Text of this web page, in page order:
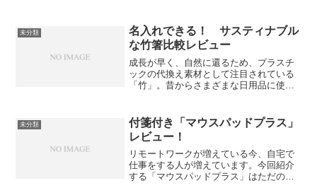
と動物の顔になる、「パパッとしまえ
る！アニマルエコバッグ」を...
未分類
名入れできる！ サスティナブル
な竹箸比較レビュー
成長が早く、自然に還るため、プラスチ
ックの代換え素材として注目されている
「竹」。昔からさまざまな日用品に使わ
ムがつくられています。今回は、そんな
竹を使用した「お箸」2製...
未分類
付箋付き「マウスパッドプラス」
レビュー！
リモートワークが増えている今、自宅で
仕事をする人が増えています。今回紹介
する「マウスパッドプラス」はただのマ